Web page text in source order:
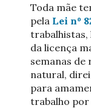
Toda mãe
pela Lei nº
trabalhistas,
da licença
semanas de
natural,
para
trabalho por